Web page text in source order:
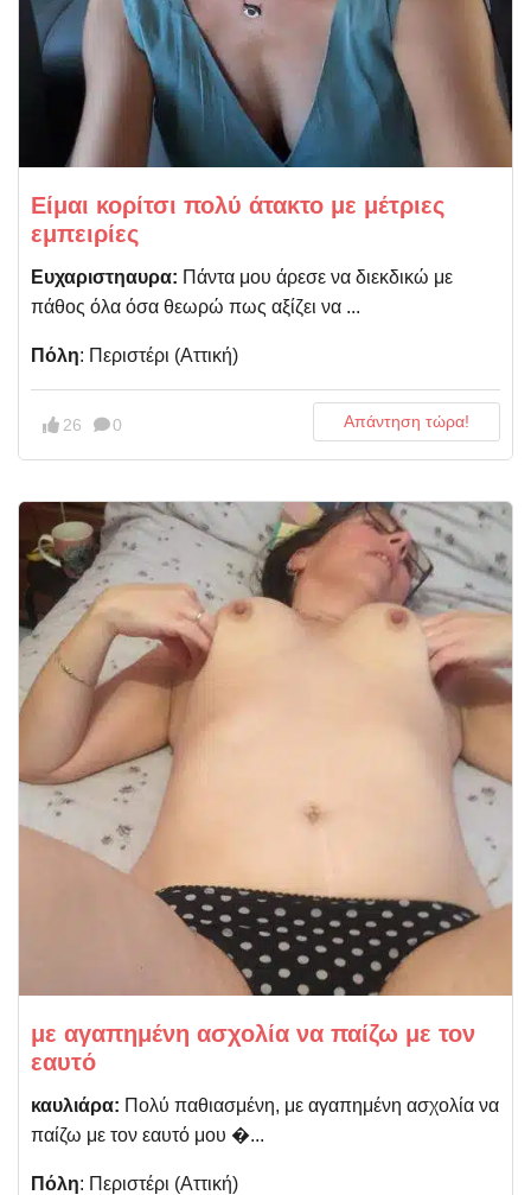
Είμαι κορίτσι πολύ άτακτο με μέτριες
εμπειρίες
Ευχαριστηαυρα: Πάντα μου άρεσε να διεκδικώ με
πάθος όλα όσα θεωρώ πως αξίζει να ...
Πόλη: Περιστέρι (Αττική)
26 0 Απάντηση τώρα!
με αγαπημένη ασχολία να παίζω με τον
εαυτό
καυλιάρα: Πολύ παθιασμένη, με αγαπημένη ασχολία να
παίζω με τον εαυτό μου �...
Πόλη: Περιστέρι (Αττική)